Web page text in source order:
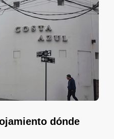
dónde